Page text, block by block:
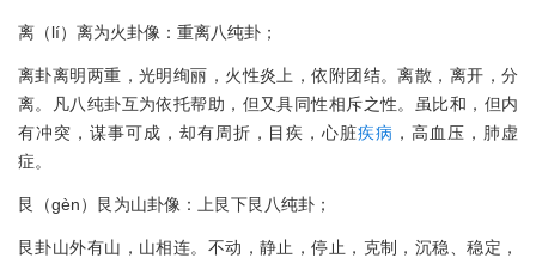
离（lí）离为火卦像：重离八纯卦；
离卦离明两重，光明绚丽，火性炎上，依附团结。离散，离开，分
离。凡八纯卦互为依托帮助，但又具同性相斥之性。虽比和，但内
有冲突，谋事可成，却有周折，目疾，心脏疾病 ，高血压，肺虚
症。
艮（gèn）艮为山卦像：上艮下艮八纯卦；
艮卦山外有山，山相连。不动，静止，停止，克制，沉稳、稳定，